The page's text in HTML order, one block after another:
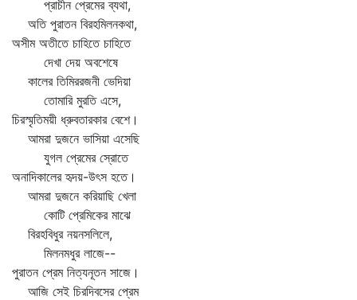
প্রাচীন প্রেমের ব্যথা,
অতি পুরাতন বিরহমিলনকথা,
অসীম অতীতে চাহিতে চাহিতে
দেখা দেয় অবশেষে
কালের তিমিররজনী ভেদিয়া
তোমারি মুরতি এসে,
চিরস্মৃতিময়ী ধ্রুবতারকার বেশে।
আমরা দুজনে ভাসিয়া এসেছি
যুগল প্রেমের স্রোতে
অনাদিকালের হৃদয়-উৎস হতে।
আমরা দুজনে করিয়াছি খেলা
কোটি প্রেমিকের মাঝে
বিরহবিধুর নয়নসলিলে,
মিলনমধুর লাজে--
পুরাতন প্রেম নিত্যনূতন সাজে।
আজি সেই চিরদিবসের প্রেম